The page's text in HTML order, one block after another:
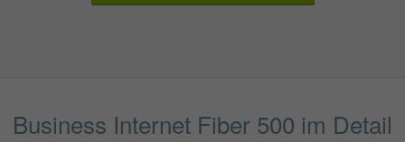
Business Internet Fiber 500 im Detail